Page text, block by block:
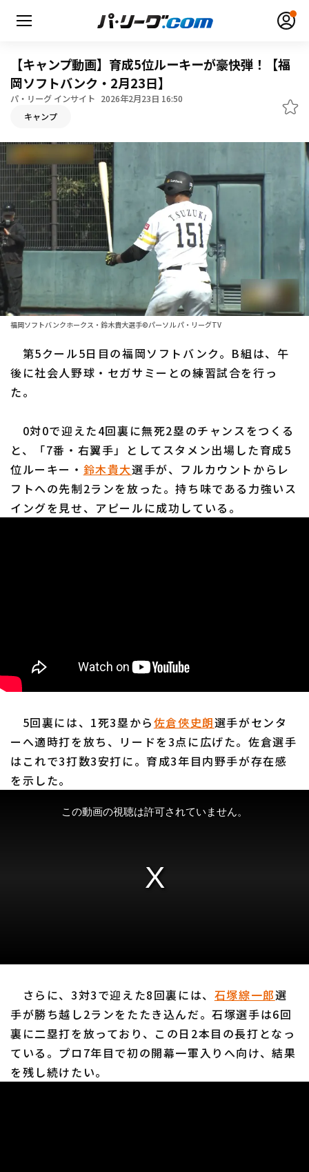
HOME
動画
日程・結果
順位表･成績
1軍公式戦
ファーム東地区
ファーム西地区
選手名鑑
選手名鑑トップ
北海道日本ハムファイターズ
東北楽天ゴールデンイーグルス
千葉ロッテマリーンズ
オリックス・バファローズ
福岡ソフトバンクホークス
ニュース
設定
運営会社（別ウィンドウで開く） よくある質問
特定商取引法の表示 （別ウィンドウで開く
【キャンプ動画】育成5位ルーキーが豪快弾！【福
岡ソフトバンク・2月23日】
パ・リーグ インサイト 2026年2月23日 16:50
キャンプ
福岡ソフトバンクホークス・鈴木貴大選手©パーソル パ・リーグTV
第5クール5日目の福岡ソフトバンク。B組は、午
後に社会人野球・セガサミーとの練習試合を行っ
た。
0対0で迎えた4回裏に無死2塁のチャンスをつくる
と、「7番・右翼手」としてスタメン出場した育成5
位ルーキー・ 鈴木貴大選手が、フルカウントからレ
フトへの先制2ランを放った。持ち味である力強いス
イングを見せ、アピールに成功している。
5回裏には、1死3塁から佐倉俠史朗選手がセンタ
ーへ適時打を放ち、リードを3点に広げた。佐倉選手
はこれで3打数3安打に。育成3年目内野手が存在感
を示した。
さらに、3対3で迎えた8回裏には、 石塚綜一郎選
手が勝ち越し2ランをたたき込んだ。石塚選手は6回
裏に二塁打を放っており、この日2本目の長打となっ
ている。プロ7年目で初の開幕一軍入りへ向け、結果
を残し続けたい。